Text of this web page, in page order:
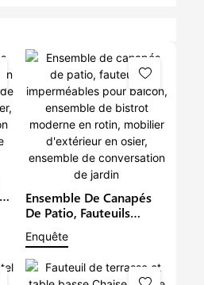
Ensemble De Canapés
De Patio, Fauteuils
Imperméables Pour
Balcon, Ensemble De
Bistrot Moderne En
Rotin, Mobilier
Enquête